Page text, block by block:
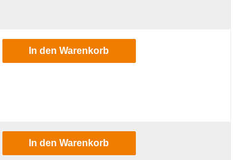
In den Warenkorb
In den Warenkorb